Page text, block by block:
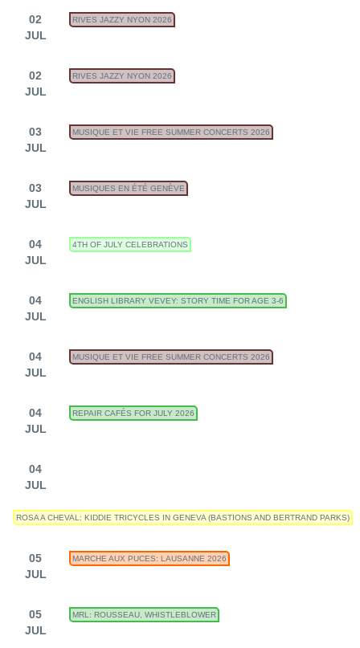
02
JUL
RIVES JAZZY NYON 2026
02
JUL
RIVES JAZZY NYON 2026
03
JUL
MUSIQUE ET VIE FREE SUMMER CONCERTS 2026
03
JUL
MUSIQUES EN ÉTÉ GENÈVE
04
JUL
4TH OF JULY CELEBRATIONS
04
JUL
ENGLISH LIBRARY VEVEY: STORY TIME FOR AGE 3-6
04
JUL
MUSIQUE ET VIE FREE SUMMER CONCERTS 2026
04
JUL
REPAIR CAFÉS FOR JULY 2026
04
JUL
ROSA A CHEVAL: KIDDIE TRICYCLES IN GENEVA (BASTIONS AND BERTRAND PARKS)
05
JUL
MARCHE AUX PUCES: LAUSANNE 2026
05
JUL
MRL: ROUSSEAU, WHISTLEBLOWER